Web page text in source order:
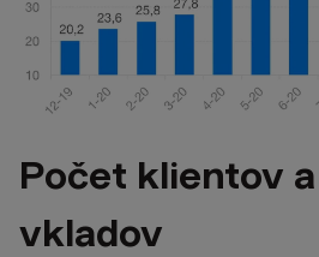
Počet klientov
vkladov